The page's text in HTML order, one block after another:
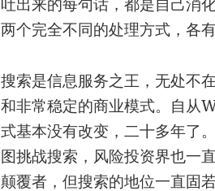
两个完全不同的处理方式，各有
搜索是信息服务之王，无处不
和非常稳定的商业模式。自从
式基本没有改变，二十多年了
图挑战搜索，风险投资界也一
颠覆者，但搜索的地位一直固